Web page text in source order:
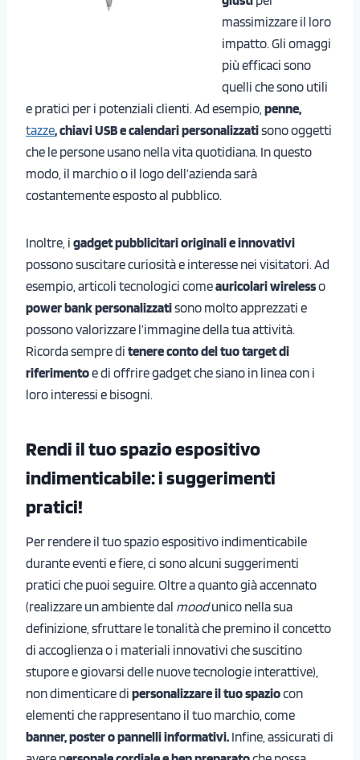
massimizzare il loro
impatto. Gli omaggi
più efficaci sono
quelli che sono utili
e pratici per i potenziali clienti. Ad esempio, penne,
tazze, chiavi USB e calendari personalizzatisono oggetti
che le persone usano nella vita quotidiana. In questo
modo, il marchio o il logo dell’azienda sarà
costantemente esposto al pubblico.
Inoltre, i gadget pubblicitari originali e innovativi
possono suscitare curiosità e interesse nei visitatori. Ad
esempio, articoli tecnologici comeauricolari wirelesso
power bankpersonalizzatisono molto apprezzati e
possono valorizzare l’immagine della tua attività.
Ricorda sempre di tenere conto del tuo target di
riferimentoe di offrire gadget che siano in linea con i
loro interessi e bisogni.
Rendi il tuo spazio espositivo
indimenticabile: i suggerimenti
pratici!
Per rendere il tuo spazio espositivo indimenticabile
durante eventi e fiere, ci sono alcuni suggerimenti
pratici che puoi seguire. Oltre a quanto già accennato
(realizzare un ambiente dal moodunico nella sua
definizione, sfruttare le tonalità che premino il concetto
di accoglienza o i materiali innovativi che suscitino
stupore e giovarsi delle nuove tecnologie interattive),
non dimenticare di personalizzare il tuo spaziocon
elementi che rappresentano il tuo marchio, come
banner, poster o pannelli informativi. Infine, assicurati di